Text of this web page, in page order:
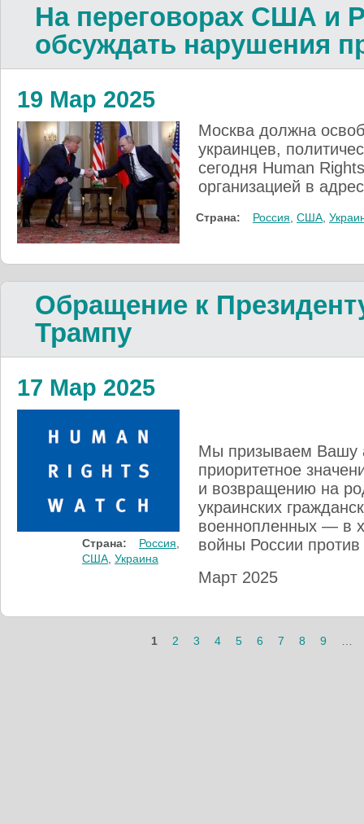
На переговорах США и
обсуждать нарушения
19 Мар 2025
Москва должна
украинцев,
сегодня Human
организацией в
Страна: Россия США
Обращение к
Трампу
17 Мар 2025
Мы призываем Вашу
приоритетное
и возвращению на
украинских
военнопленных — в
войны России
Март 2025
Страна: Россия
США Украина
1 2 3 4 5 6 7 8 9 …